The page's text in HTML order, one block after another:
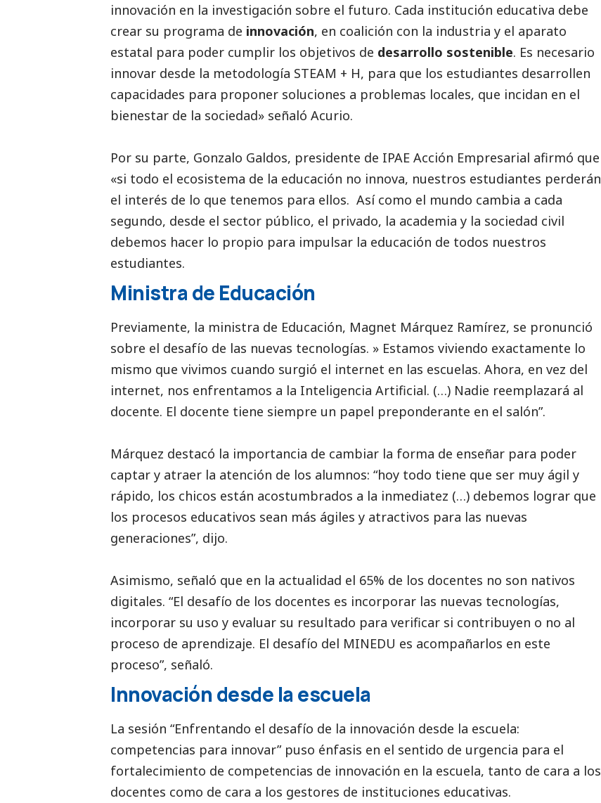
innovación en la investigación sobre el futuro. Cada institución educativa debe
crear su programa de innovación, en coalición con la industria y el aparato
estatal para poder cumplir los objetivos de desarrollo sostenible. Es necesario
innovar desde la metodología STEAM + H, para que los estudiantes desarrollen
capacidades para proponer soluciones a problemas locales, que incidan en el
bienestar de la sociedad» señaló Acurio.
Por su parte, Gonzalo Galdos, presidente de IPAE Acción Empresarial afirmó que
«si todo el ecosistema de la educación no innova, nuestros estudiantes perderán
el interés de lo que tenemos para ellos. Así como el mundo cambia a cada
segundo, desde el sector público, el privado, la academia y la sociedad civil
debemos hacer lo propio para impulsar la educación de todos nuestros
estudiantes.
Ministra de Educación
Previamente, la ministra de Educación, Magnet Márquez Ramírez, se pronunció
sobre el desafío de las nuevas tecnologías. » Estamos viviendo exactamente lo
mismo que vivimos cuando surgió el internet en las escuelas. Ahora, en vez del
internet, nos enfrentamos a la Inteligencia Artificial. (…) Nadie reemplazará al
docente. El docente tiene siempre un papel preponderante en el salón”.
Márquez destacó la importancia de cambiar la forma de enseñar para poder
captar y atraer la atención de los alumnos: “hoy todo tiene que ser muy ágil y
rápido, los chicos están acostumbrados a la inmediatez (…) debemos lograr que
los procesos educativos sean más ágiles y atractivos para las nuevas
generaciones”, dijo.
Asimismo, señaló que en la actualidad el 65% de los docentes no son nativos
digitales. “El desafío de los docentes es incorporar las nuevas tecnologías,
incorporar su uso y evaluar su resultado para verificar si contribuyen o no al
proceso de aprendizaje. El desafío del MINEDU es acompañarlos en este
proceso”, señaló.
Innovación desde la escuela
La sesión “Enfrentando el desafío de la innovación desde la escuela:
competencias para innovar” puso énfasis en el sentido de urgencia para el
fortalecimiento de competencias de innovación en la escuela, tanto de cara a los
docentes como de cara a los gestores de instituciones educativas.